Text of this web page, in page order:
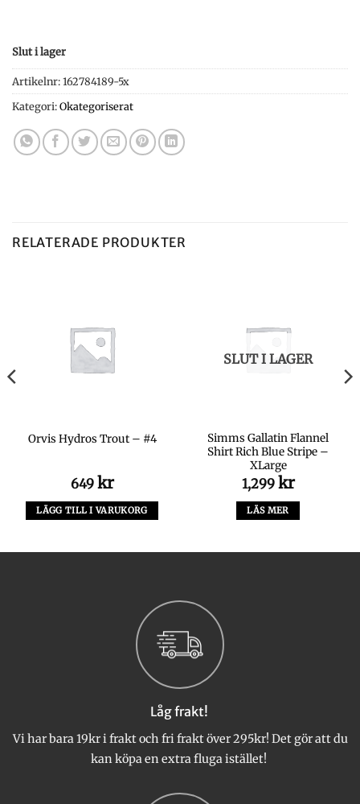
Slut i lager
Artikelnr:162784189-5x
Kategori:Okategoriserat
RELATERADE PRODUKTER
Orvis Hydros Trout – #4
649 kr
LÄGG TILL I VARUKORG
SLUT I LAGER
Simms Gallatin Flannel
Shirt Rich Blue Stripe –
XLarge
1,299 kr
LÄS MER
Låg frakt!
Vi har bara 19kr i frakt och fri frakt över 295kr! Det gör att du
kan köpa en extra fluga istället!